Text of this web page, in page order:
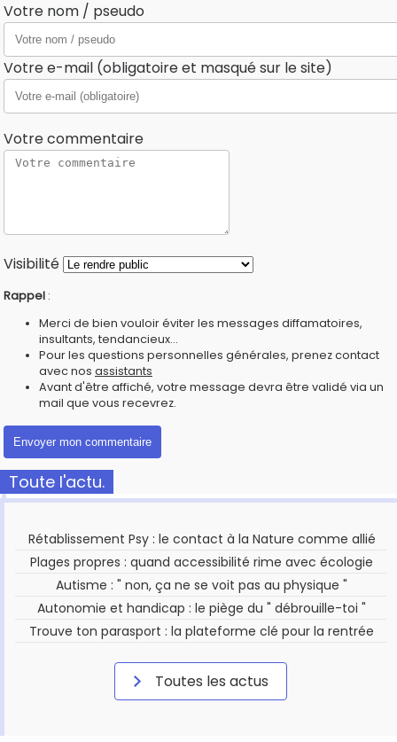
Votre nom / pseudo
Votre e-mail (obligatoire et masqué sur le site)
Votre commentaire
Visibilité
Rappel :
Merci de bien vouloir éviter les messages diffamatoires,
insultants, tendancieux...
Pour les questions personnelles générales, prenez contact
avec nos assistants
Avant d'être affiché, votre message devra être validé via un
mail que vous recevrez.
Toute l'actu.
Rétablissement Psy : le contact à la Nature comme allié
Plages propres : quand accessibilité rime avec écologie
Autisme : " non, ça ne se voit pas au physique "
Autonomie et handicap : le piège du " débrouille-toi "
Trouve ton parasport : la plateforme clé pour la rentrée
Toutes les actus